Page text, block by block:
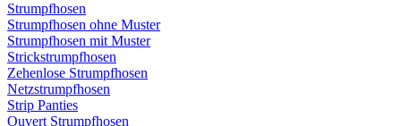
Strumpfhosen
Strumpfhosen ohne Muster
Strumpfhosen mit Muster
Strickstrumpfhosen
Zehenlose Strumpfhosen
Netzstrumpfhosen
Strip Panties
Ouvert Strumpfhosen